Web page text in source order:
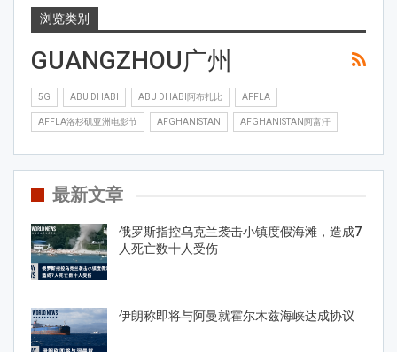
浏览类别
GUANGZHOU广州
5G ABU DHABI ABU DHABI阿布扎比 AFFLA
AFFLA洛杉矶亚洲电影节 AFGHANISTAN AFGHANISTAN阿富汗
最新文章
俄罗斯指控乌克兰袭击小镇度假海滩，造成7
人死亡数十人受伤
伊朗称即将与阿曼就霍尔木兹海峡达成协议